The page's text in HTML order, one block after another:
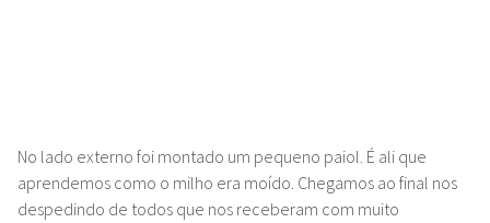
No lado externo foi montado um pequeno paiol. É ali que
aprendemos como o milho era moído. Chegamos ao final nos
despedindo de todos que nos receberam com muito